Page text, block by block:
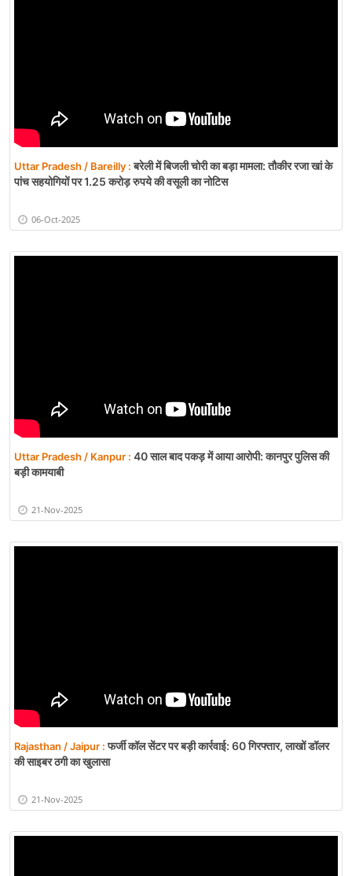
Uttar Pradesh / Bareilly :बरेली में बिजली चोरी का बड़ा मामला: तौकीर रजा खां के
पांच सहयोगियों पर 1.25 करोड़ रुपये की वसूली का नोटिस
06-Oct-2025
Uttar Pradesh / Kanpur : 40 साल बाद पकड़ में आया आरोपी: कानपुर पुलिस की
बड़ी कामयाबी
21-Nov-2025
Rajasthan / Jaipur :फर्जी कॉल सेंटर पर बड़ी कार्रवाई: 60 गिरफ्तार, लाखों डॉलर
की साइबर ठगी का खुलासा
21-Nov-2025